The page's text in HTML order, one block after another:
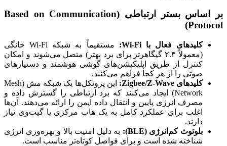
بر اساس بستر ارتباطی (Based on Communication
Protocol)
کلیدهای فعال با Wi-Fi:
مستقیماً به شبکه Wi-Fi خانگی
(معمولاً ۲.۴ گیگاهرتز برای برد بهتر) متصل می‌شوند و امکان
کنترل از طریق اپلیکیشن‌های گوشی هوشمند و دستیارهای
صوتی را از هر کجا فراهم می‌کنند.
کلیدهای Zigbee/Z-Wave:
این پروتکل‌ها یک شبکه مش (Mesh
Network) ایجاد می‌کنند که برد ارتباطی را گسترش داده و
مصرف انرژی پایین و انتقال داده ایمن را ارائه می‌دهند. آن‌ها
اغلب برای عملکرد کامل به یک هاب مرکزی یا گیت‌وی نیاز
دارند.
بلوتوث کم‌انرژی (BLE):
به دلیل امنیت بالا و بهره‌وری انرژی
شناخته شده است و برای فواصل کوتاه‌تر مناسب است.